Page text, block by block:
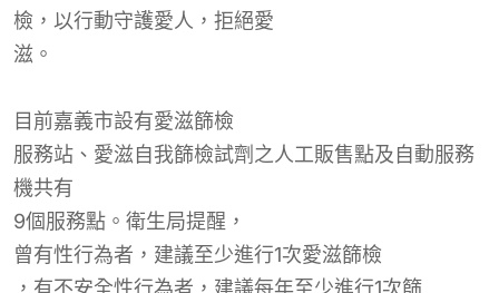
檢，以行動守護愛人，拒絕愛
滋 。
目前嘉義市設有愛滋篩檢
服務站、愛滋自我篩檢試劑之人工販售點及自動服務
機共有
9個服務點。 衛生局提醒，
曾有性行為者，建議至少進行1次愛滋篩檢
，有不安全性行為者，建議每年至少進行1次篩